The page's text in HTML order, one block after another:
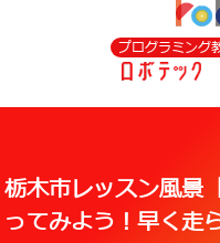
プログラミング
栃木市レッスン風景
ってみよう！早く走